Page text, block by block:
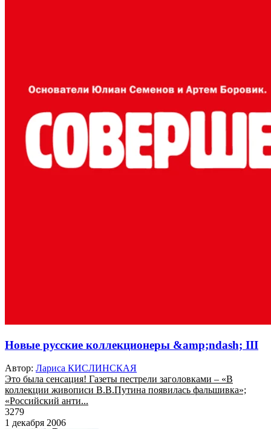
Новые русские коллекционеры &amp;ndash; III
Автор: Лариса КИСЛИНСКАЯ
Это была сенсация! Газеты пестрели заголовками – «В
коллекции живописи В.В.Путина появилась фальшивка»;
«Российский анти...
3279
1 декабря 2006